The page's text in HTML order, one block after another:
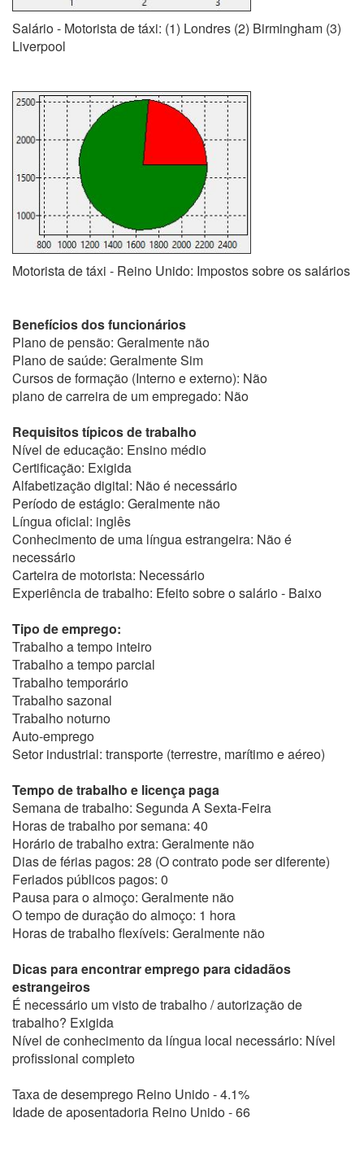
Salário - Motorista de táxi: (1) Londres (2) Birmingham (3)
Liverpool
Motorista de táxi - Reino Unido: Impostos sobre os salários
Benefícios dos funcionários
Plano de pensão: Geralmente não
Plano de saúde: Geralmente Sim
Cursos de formação (Interno e externo): Não
plano de carreira de um empregado: Não
Requisitos típicos de trabalho
Nível de educação: Ensino médio
Certificação: Exigida
Alfabetização digital: Não é necessário
Período de estágio: Geralmente não
Língua oficial: inglês
Conhecimento de uma língua estrangeira: Não é
necessário
Carteira de motorista: Necessário
Experiência de trabalho: Efeito sobre o salário - Baixo
Tipo de emprego:
Trabalho a tempo inteiro
Trabalho a tempo parcial
Trabalho temporário
Trabalho sazonal
Trabalho noturno
Auto-emprego
Setor industrial: transporte (terrestre, marítimo e aéreo)
Tempo de trabalho e licença paga
Semana de trabalho: Segunda A Sexta-Feira
Horas de trabalho por semana: 40
Horário de trabalho extra: Geralmente não
Dias de férias pagos: 28 (O contrato pode ser diferente)
Feriados públicos pagos: 0
Pausa para o almoço: Geralmente não
O tempo de duração do almoço: 1 hora
Horas de trabalho flexíveis: Geralmente não
Dicas para encontrar emprego para cidadãos
estrangeiros
É necessário um visto de trabalho / autorização de
trabalho? Exigida
Nível de conhecimento da língua local necessário: Nível
profissional completo
Taxa de desemprego Reino Unido - 4.1%
Idade de aposentadoria Reino Unido - 66